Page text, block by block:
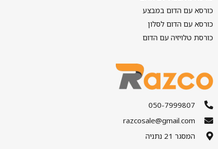
כורסא עם הדום במבצע
כורסא עם הדום לסלון
כורסת טלויזיה עם הדום
050-7999807
razcosale@gmail.com
המסגר 21 נתניה